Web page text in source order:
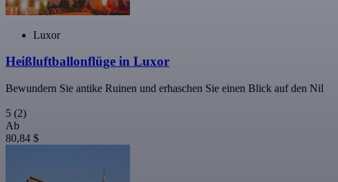
Luxor
Heißluftballonflüge in Luxor
Bewundern Sie antike Ruinen und erhaschen Sie einen Blick auf den Nil
5 (2)
Ab
80,84 $